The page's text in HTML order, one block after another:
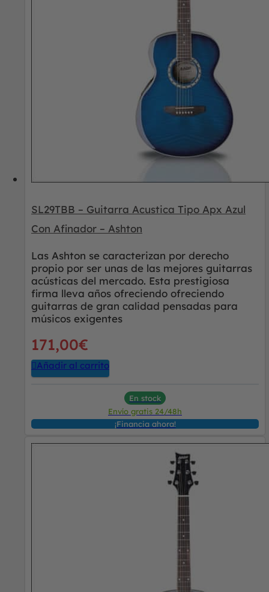
SL29TBB – Guitarra Acustica Tipo Apx Azul
Con Afinador – Ashton
Las Ashton se caracterizan por derecho
propio por ser unas de las mejores guitarras
acústicas del mercado. Esta prestigiosa
firma lleva años ofreciendo ofreciendo
guitarras de gran calidad pensadas para
músicos exigentes
171,00€
Añadir al carrito
En stock
Envío gratis 24/48h
¡Financia ahora!